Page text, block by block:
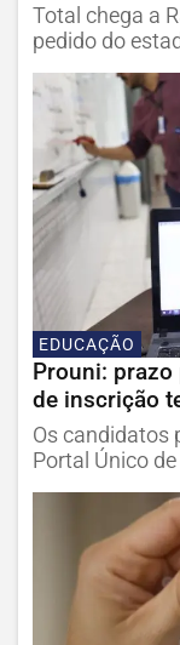
Total chega a
pedido do
EDUCAÇÃO
Prouni:
de inscrição
Os candidatos
Portal Único